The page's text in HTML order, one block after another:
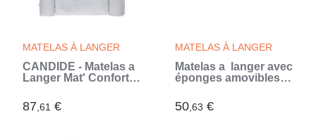
MATELAS À LANGER
CANDIDE - Matelas a
Langer Mat' Confort,
Facile a Nétoyer,
Fabriqué En France,
87,61 €
MATELAS À LANGER
Matelas a langer avec
éponges amovibles -
50,63 €